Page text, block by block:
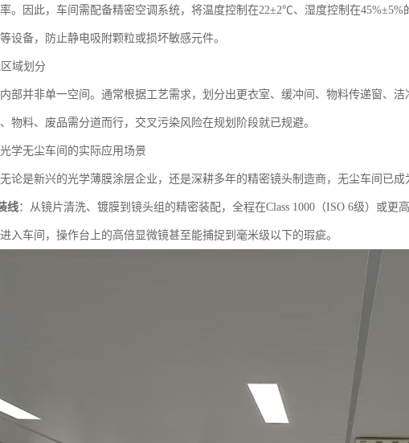
。因此，车间需配备精密空调系统，将温度控制在22±2℃、湿度控制在
设备，防止静电吸附颗粒或损坏敏感元件。
域划分
部并非单一空间。通常根据工艺需求，划分出更衣室、缓冲间、物料传递窗、
物料、废品需分道而行，交叉污染风险在规划阶段就已规避。
学无尘车间的实际应用场景
论是新兴的光学薄膜涂层企业，还是深耕多年的精密镜头制造商，无尘车间已成
线：从镜片清洗、镀膜到镜头组的精密装配，全程在Class 1000（ISO 6级）或更
入车间，操作台上的高倍显微镜甚至能捕捉到毫米级以下的瑕疵。